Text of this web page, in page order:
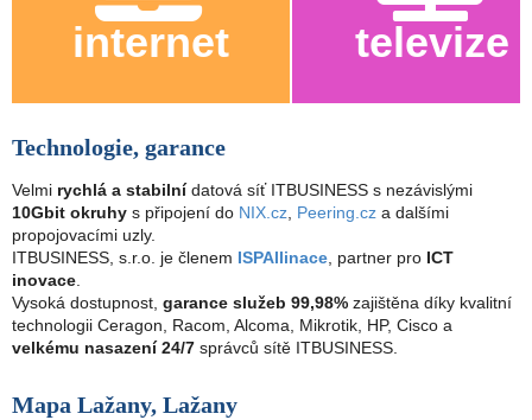
internet televize
Technologie, garance
Velmi rychlá a stabilnídatová síť ITBUSINESS s nezávislými
10Gbit okruhy s připojení do NIX.cz, Peering.cz a dalšími
propojovacími uzly.
ITBUSINESS, s.r.o. je členem ISPAllinace, partner pro ICT
inovace.
Vysoká dostupnost, garance služeb 99,98% zajištěna díky kvalitní
technologii Ceragon, Racom, Alcoma, Mikrotik, HP, Cisco a
velkému nasazení 24/7 správců sítě ITBUSINESS.
Mapa Lažany, Lažany